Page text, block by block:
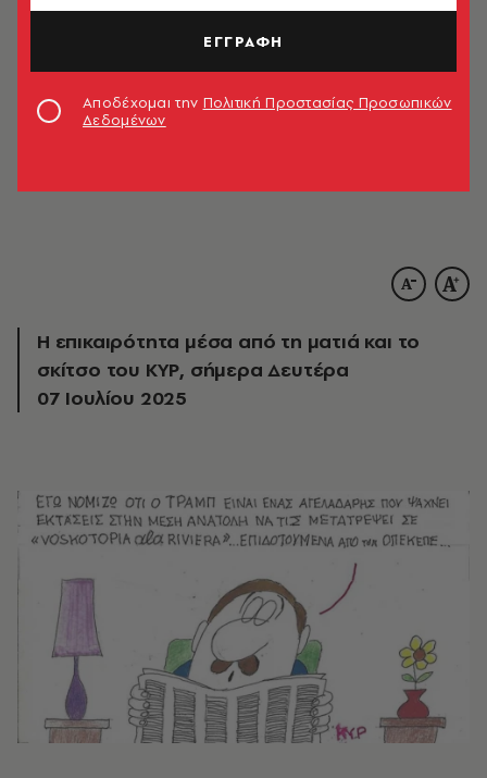
Η επικαιρότητα μέσα από τη ματιά και το
σκίτσο του ΚΥΡ, σήμερα Δευτέρα
07 Ιουλίου 2025
ΕΓΓΡΑΦΗ
Αποδέχομαι την Πολιτική Προστασίας Προσωπικών
Δεδομένων